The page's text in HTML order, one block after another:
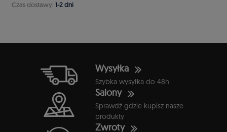
Czas dostawy: 1-2 dni
Wysyłka
Szybka wysyłka do 48h
Salony
Sprawdź gdzie kupisz nasze
produkty
Zwroty